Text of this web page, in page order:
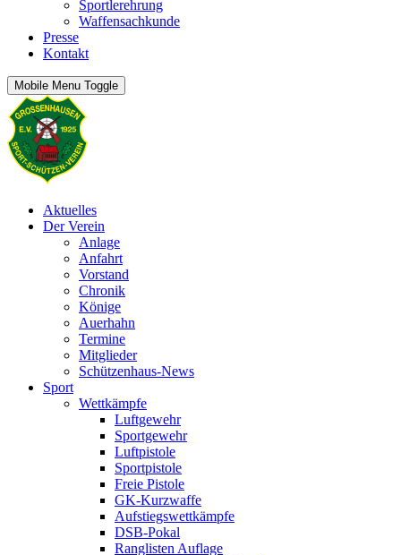
Sportlerehrung
Waffensachkunde
Presse
Kontakt
Mobile Menu Toggle
Aktuelles
Der Verein
Anlage
Anfahrt
Vorstand
Chronik
Könige
Auerhahn
Termine
Mitglieder
Schützenhaus-News
Sport
Wettkämpfe
Luftgewehr
Sportgewehr
Luftpistole
Sportpistole
Freie Pistole
GK-Kurzwaffe
Aufstiegswettkämpfe
DSB-Pokal
Ranglisten Auflage